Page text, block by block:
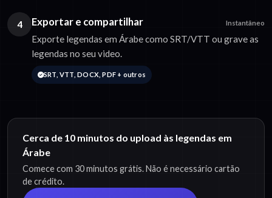
4 Exportar e compartilhar Instantâneo
Exporte legendas em Árabe como SRT/VTT ou grave as
legendas no seu video.
SRT, VTT, DOCX, PDF + outros
Cerca de 10 minutos do upload às legendas em
Árabe
Comece com 30 minutos grátis. Não é necessário cartão
de crédito.